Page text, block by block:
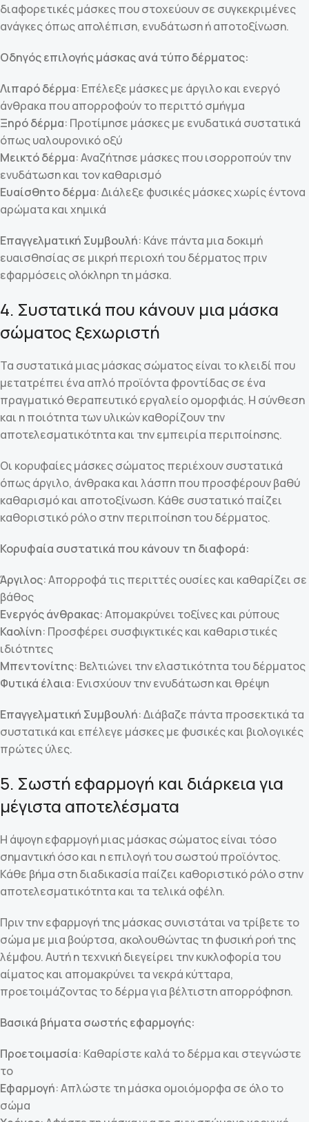
διαφορετικές μάσκες που στοχεύουν σε συγκεκριμένες
ανάγκες όπως απολέπιση, ενυδάτωση ή αποτοξίνωση.
Οδηγός επιλογής μάσκας ανά τύπο δέρματος:
Λιπαρό δέρμα: Επέλεξε μάσκες με άργιλο και ενεργό
άνθρακα που απορροφούν το περιττό σμήγμα
Ξηρό δέρμα: Προτίμησε μάσκες με ενυδατικά συστατικά
όπως υαλουρονικό οξύ
Μεικτό δέρμα: Αναζήτησε μάσκες που ισορροπούν την
ενυδάτωση και τον καθαρισμό
Ευαίσθητο δέρμα: Διάλεξε φυσικές μάσκες χωρίς έντονα
αρώματα και χημικά
Επαγγελματική Συμβουλή: Κάνε πάντα μια δοκιμή
ευαισθησίας σε μικρή περιοχή του δέρματος πριν
εφαρμόσεις ολόκληρη τη μάσκα.
4. Συστατικά που κάνουν μια μάσκα
σώματος ξεχωριστή
Τα συστατικά μιας μάσκας σώματος είναι το κλειδί που
μετατρέπει ένα απλό προϊόντα φροντίδας σε ένα
πραγματικό θεραπευτικό εργαλείο ομορφιάς. Η σύνθεση
και η ποιότητα των υλικών καθορίζουν την
αποτελεσματικότητα και την εμπειρία περιποίησης.
Οι κορυφαίες μάσκες σώματος περιέχουν συστατικά
όπως άργιλο, άνθρακα και λάσπη που προσφέρουν βαθύ
καθαρισμό και αποτοξίνωση. Κάθε συστατικό παίζει
καθοριστικό ρόλο στην περιποίηση του δέρματος.
Κορυφαία συστατικά που κάνουν τη διαφορά:
Άργιλος: Απορροφά τις περιττές ουσίες και καθαρίζει σε
βάθος
Ενεργός άνθρακας: Απομακρύνει τοξίνες και ρύπους
Καολίνη: Προσφέρει συσφιγκτικές και καθαριστικές
ιδιότητες
Μπεντονίτης: Βελτιώνει την ελαστικότητα του δέρματος
Φυτικά έλαια: Ενισχύουν την ενυδάτωση και θρέψη
Επαγγελματική Συμβουλή: Διάβαζε πάντα προσεκτικά τα
συστατικά και επέλεγε μάσκες με φυσικές και βιολογικές
πρώτες ύλες.
5. Σωστή εφαρμογή και διάρκεια για
μέγιστα αποτελέσματα
Η άψογη εφαρμογή μιας μάσκας σώματος είναι τόσο
σημαντική όσο και η επιλογή του σωστού προϊόντος.
Κάθε βήμα στη διαδικασία παίζει καθοριστικό ρόλο στην
αποτελεσματικότητα και τα τελικά οφέλη.
Πριν την εφαρμογή της μάσκας συνιστάται να τρίβετε το
σώμα με μια βούρτσα, ακολουθώντας τη φυσική ροή της
λέμφου. Αυτή η τεχνική διεγείρει την κυκλοφορία του
αίματος και απομακρύνει τα νεκρά κύτταρα,
προετοιμάζοντας το δέρμα για βέλτιστη απορρόφηση.
Βασικά βήματα σωστής εφαρμογής:
Προετοιμασία: Καθαρίστε καλά το δέρμα και στεγνώστε
το
Εφαρμογή: Απλώστε τη μάσκα ομοιόμορφα σε όλο το
σώμα